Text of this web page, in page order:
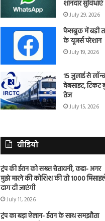
शानदार सुविधाएं
July 29, 2026
फेसबुक में बड़ी
के यूजर्स परेशान
July 19, 2026
15 जुलाई से
वेबसाइट,
तेज
July 15, 2026
वीडियो
ट्रंप की ईरान को सख्त चेतावनी, कहा- अगर
मुझे मारने की कोशिश की तो 1000
दाग दी जाएंगी
July 11, 2026
ट्रंप का बड़ा ऐलान- ईरान के साथ समझौता